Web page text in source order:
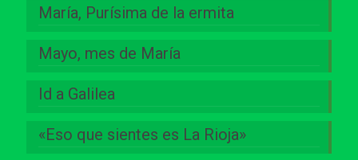
María, Purísima de la ermita
Mayo, mes de María
Id a Galilea
«Eso que sientes es La Rioja»